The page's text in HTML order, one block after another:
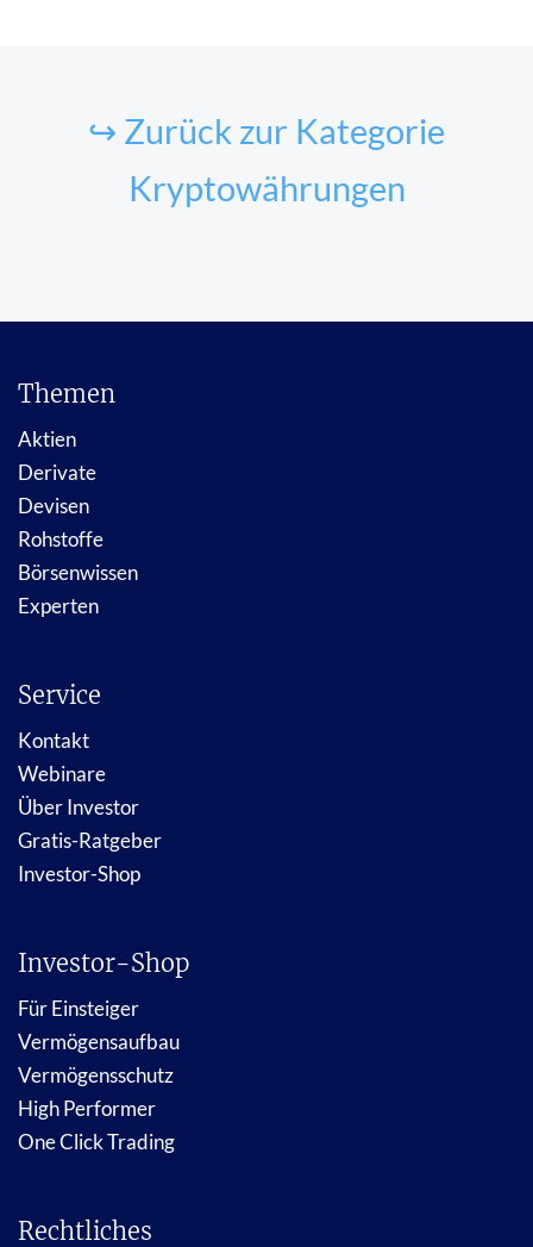
↪ Zurück zur Kategorie
Kryptowährungen
Themen
Aktien
Derivate
Devisen
Rohstoffe
Börsenwissen
Experten
Service
Kontakt
Webinare
Über Investor
Gratis-Ratgeber
Investor-Shop
Investor-Shop
Für Einsteiger
Vermögensaufbau
Vermögensschutz
High Performer
One Click Trading
Rechtliches